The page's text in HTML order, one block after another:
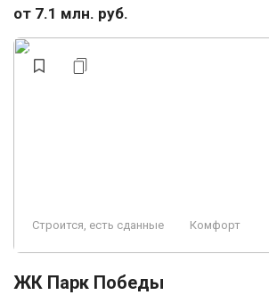
от 7.1 млн. руб.
Строится, есть сданные Комфорт
ЖК Парк Победы